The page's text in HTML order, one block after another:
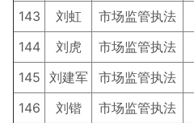
143
刘虹 市场监管执法
144
刘虎 市场监管执法
145 刘建军 市场监管执法
146
刘锴 市场监管执法